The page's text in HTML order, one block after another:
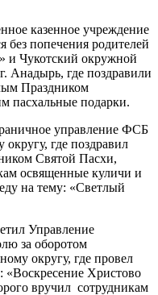
казенное учреждение
без попечения родителей
и Чукотский окружной
Анадырь, где поздравили
Праздником
пасхальные подарки.
управление ФСБ
где поздравил
Святой Пасхи,
освященные куличи и
на тему: «Светлый
Управление
за оборотом
округу, где провел
«Воскресение Христово
вручил сотрудникам